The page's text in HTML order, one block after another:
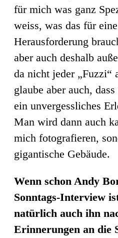
für mich was ganz
weiss, was das für
Herausforderung
aber auch deshalb
da nicht jeder „Fuzzi“
glaube aber auch,
ein unvergessliches
Man wird dann auch
mich fotografieren,
gigantische Gebäude.
Wenn schon Andy
Sonntags-Interview
natürlich auch ihn
Erinnerungen an die